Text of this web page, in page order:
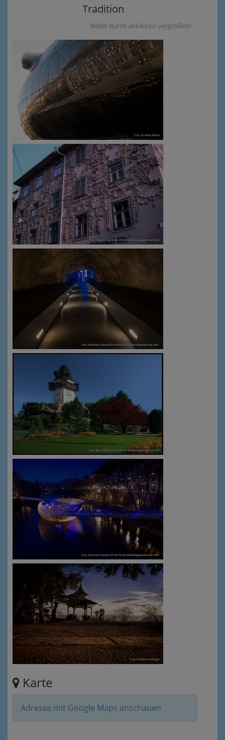
Tradition
Bilder durch anklicken vergrößern
Karte
Adresse mit Google Maps anschauen